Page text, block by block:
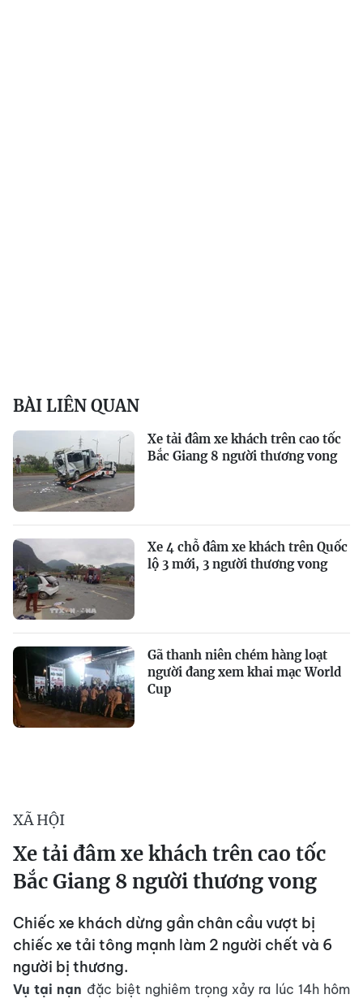
BÀI LIÊN QUAN
Xe tải đâm xe khách trên cao tốc
Bắc Giang 8 người thương vong
Xe 4 chỗ đâm xe khách trên Quốc
lộ 3 mới, 3 người thương vong
Gã thanh niên chém hàng loạt
người đang xem khai mạc World
Cup
XÃ HỘI
Xe tải đâm xe khách trên cao tốc
Bắc Giang 8 người thương vong
Chiếc xe khách dừng gần chân cầu vượt bị
chiếc xe tải tông mạnh làm 2 người chết và 6
người bị thương.
Vụ tại nạn đặc biệt nghiêm trọng xảy ra lúc 14h hôm